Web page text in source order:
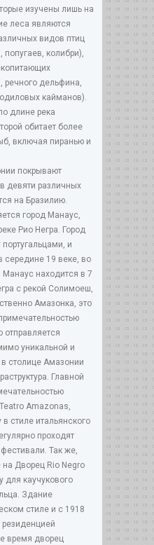
изучены лишь на
леса являются
видов птиц
попугаев, колибри),
речного дельфина,
кайманов).
длине река
обитает более
включая пиранью и
покрывают
девяти различных
на Бразилию.
город Манаус,
Рио Негра. Город
и
середине 19 веке, во
Манаус находится в 7
с рекой Солимоеш,
Амазонка, это
отправляется
уникальной и
столице Амазонии
Главной
Amazonas,
стиле итальянского
проходят
Так же,
на Дворец Rio Negro
для каучукового
Здание
стиле и с 1918
время дворец